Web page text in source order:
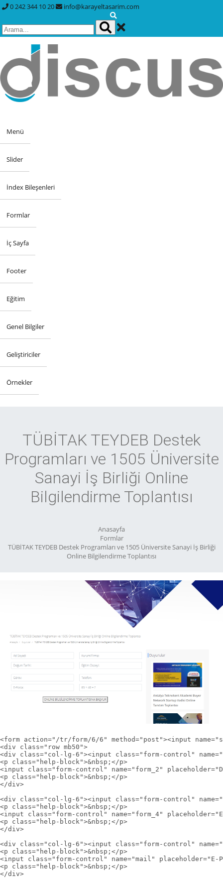
0 242 344 10 20 info@karayeltasarim.com
Menü
Slider
İndex Bileşenleri
Formlar
İç Sayfa
Footer
Eğitim
Genel Bilgiler
Geliştiriciler
Örnekler
TÜBİTAK TEYDEB Destek
Programları ve 1505 Üniversite
Sanayi İş Birliği Online
Bilgilendirme Toplantısı
Anasayfa
Formlar
TÜBİTAK TEYDEB Destek Programları ve 1505 Üniversite Sanayi İş Birliği
Online Bilgilendirme Toplantısı
<form action="/tr/form/6/6" method="post"><input
<div class="row mb50">
<div class="col-lg-6"><input class="form-control"
<p class="help-block">&nbsp;</p>
<input class="form-control" name="form_2"
<p class="help-block">&nbsp;</p>
</div>
<div class="col-lg-6"><input class="form-control"
<p class="help-block">&nbsp;</p>
<input class="form-control" name="form_4"
<p class="help-block">&nbsp;</p>
</div>
<div class="col-lg-6"><input class="form-control"
<p class="help-block">&nbsp;</p>
<input class="form-control" name="mail"
<p class="help-block">&nbsp;</p>
</div>